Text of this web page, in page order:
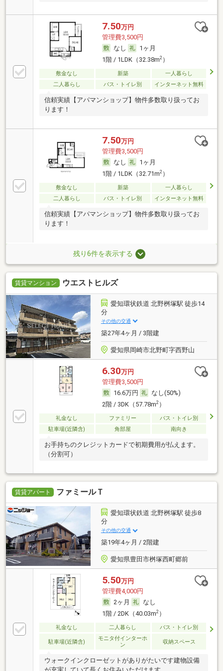
7.50万円
管理費3,500円
なし
1ヶ月
1階 / 1LDK（32.38m2）
敷金なし 新築
一人暮らし
二人暮らし
バス・トイレ別 インターネット無料
信頼実績【アパマンショップ】物件多数取り扱ってお
ります！
7.50万円
管理費3,500円
なし
1ヶ月
1階 / 1LDK（32.71m2）
敷金なし 新築
一人暮らし
二人暮らし
バス・トイレ別 インターネット無料
信頼実績【アパマンショップ】物件多数取り扱ってお
ります！
残り6件を表示する
賃貸マンション ウエストヒルズ
愛知環状鉄道 北野桝塚駅 徒歩14
分
その他の交通
築27年4ヶ月 / 3階建
愛知県岡崎市北野町字西野山
6.30万円
管理費3,500円
16.6万円
なし(50%)
2階 / 3DK（57.78m2）
礼金なし ファミリー
バス・トイレ別
駐車場(近隣含)
角部屋 南向き
お手持ちのクレジットカードで初期費用が払えます。
（分割可）
賃貸アパート ファミールＴ
愛知環状鉄道 北野桝塚駅 徒歩8
分
その他の交通
築19年4ヶ月 / 2階建
愛知県豊田市桝塚西町郷前
5.50万円
管理費4,000円
2ヶ月
なし
1階 / 2DK（40.03m2）
礼金なし 二人暮らし バス・トイレ別
駐車場(近隣含)
モニタ付インターホ
ン
収納スペース
ウォークインクローゼットがありがたいです建物設備